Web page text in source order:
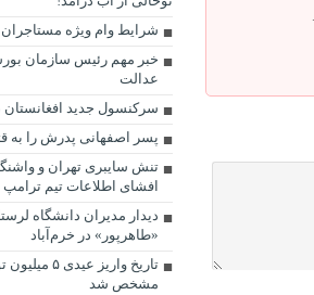
شرایط وام ویژه
خبر مهم رئیس سازمان
عدالت
سرکنسول جدید
پسر اصفهانی پدرش را به
تنش سایبری تهران و
افشای اطلاعات تیم ترامپ
دیدار مدیران دانشگاه
«طاهرپور» در خرم‌آباد
تاریخ واریز
مشخص شد